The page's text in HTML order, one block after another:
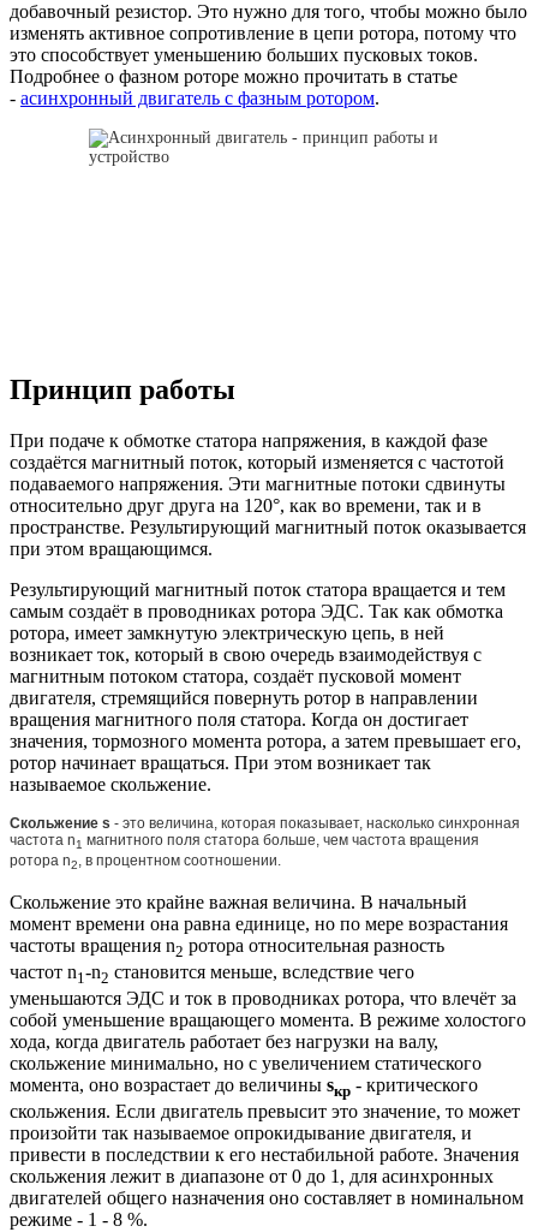
добавочный резистор. Это нужно для того, чтобы можно было
изменять активное сопротивление в цепи ротора, потому что
это способствует уменьшению больших пусковых токов.
Подробнее о фазном роторе можно прочитать в статье
- асинхронный двигатель с фазным ротором.
Принцип работы
При подаче к обмотке статора напряжения, в каждой фазе
создаётся магнитный поток, который изменяется с частотой
подаваемого напряжения. Эти магнитные потоки сдвинуты
относительно друг друга на 120°, как во времени, так и в
пространстве. Результирующий магнитный поток оказывается
при этом вращающимся.
Результирующий магнитный поток статора вращается и тем
самым создаёт в проводниках ротора ЭДС. Так как обмотка
ротора, имеет замкнутую электрическую цепь, в ней
возникает ток, который в свою очередь взаимодействуя с
магнитным потоком статора, создаёт пусковой момент
двигателя, стремящийся повернуть ротор в направлении
вращения магнитного поля статора. Когда он достигает
значения, тормозного момента ротора, а затем превышает его,
ротор начинает вращаться. При этом возникает так
называемое скольжение.
Скольжение s - это величина, которая показывает, насколько синхронная
частота n1 магнитного поля статора больше, чем частота вращения
ротора n2, в процентном соотношении.
Скольжение это крайне важная величина. В начальный
момент времени она равна единице, но по мере возрастания
частоты вращения n2 ротора относительная разность
частот n1 -n2 становится меньше, вследствие чего
уменьшаются ЭДС и ток в проводниках ротора, что влечёт за
собой уменьшение вращающего момента. В режиме холостого
хода, когда двигатель работает без нагрузки на валу,
скольжение минимально, но с увеличением статического
момента, оно возрастает до величины sкр - критического
скольжения. Если двигатель превысит это значение, то может
произойти так называемое опрокидывание двигателя, и
привести в последствии к его нестабильной работе. Значения
скольжения лежит в диапазоне от 0 до 1, для асинхронных
двигателей общего назначения оно составляет в номинальном
режиме - 1 - 8 %.